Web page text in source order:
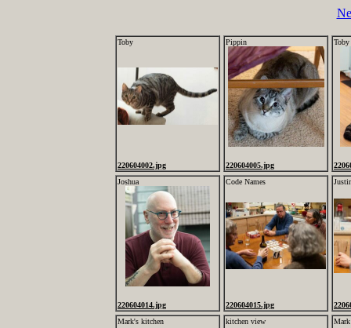
Toby
220604002.jpg
Pippin
220604005.jpg
Toby
Joshua
220604014.jpg
Code Names
220604015.jpg
Mark's kitchen
kitchen view Mark